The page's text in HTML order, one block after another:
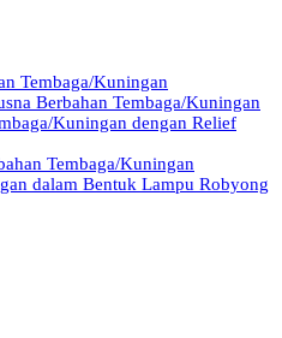
Tembaga/Kuningan
Berbahan Tembaga/Kuningan
Kuningan dengan Relief
Tembaga/Kuningan
dalam Bentuk Lampu Robyong